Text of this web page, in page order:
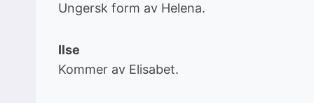
Ungersk form av Helena.
Ilse
Kommer av Elisabet.